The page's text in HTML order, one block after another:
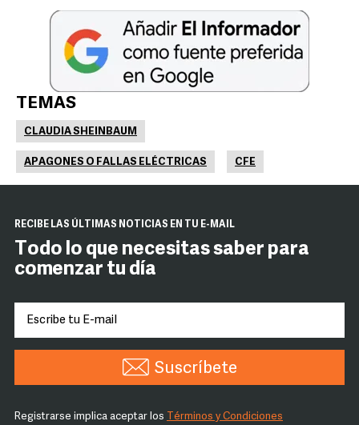
TEMAS
CLAUDIA SHEINBAUM
APAGONES O FALLAS ELÉCTRICAS CFE
RECIBE LAS ÚLTIMAS NOTICIAS EN TU E-MAIL
Todo lo que necesitas saber para
comenzar tu día
Suscríbete
Registrarse implica aceptar los Términos y Condiciones